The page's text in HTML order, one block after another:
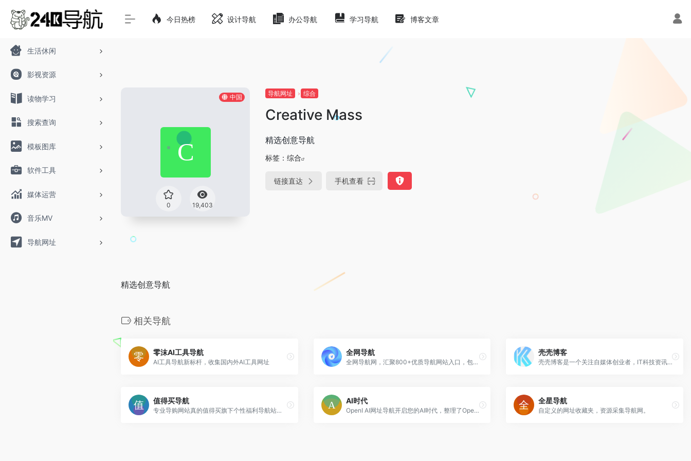
生活休闲
影视资源
读物学习
搜索查询
模板图库
软件工具
媒体运营
音乐MV
导航网址
今日热榜 设计导航 办公导航 学习导航 博客文章
中国
0 19,403
导航网址 综合
Creative Mass
精选创意导航
标签： 综合
链接直达 手机查看
精选创意导航
相关导航
零沫AI工具导航
AI工具导航新标杆，收集国内外AI工具网址
全网导航
全网导航网，汇聚800+优质导航网站入口，包括传统导航网、垂直导航、行业导航、AI导航、地域导航网站，助你一站直达10万+优质网站资源.
壳壳博客
壳壳博客是一个关注自媒体创业者，IT科技资讯，分享情感文章、软件资源的博客，每天几分钟科技资讯一箩筐。
值得买导航
专业导购网站真的值得买旗下个性福利导航站，不同于其他大而全的常规导航站，针对网站用户精选有价值的福利网站。
AI时代
OpenI AI网址导航开启您的AI时代，整理了OpenAI、ChatGPT、Midjourney、文心一言、AI写作、AI绘画、数字人、AI聊天机器人、AI工具等官网网址入口。
全星导航
自定义的网址收藏夹，资源采集导航网。